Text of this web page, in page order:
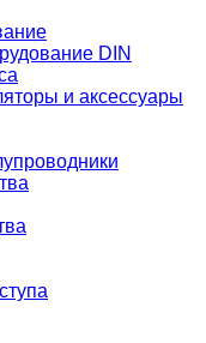
DIN
и аксессуары